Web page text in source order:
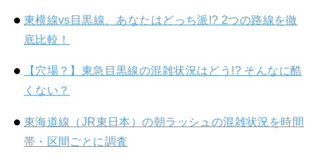
東横線vs目黒線、あなたはどっち派!? 2つの路線を徹
底比較！
【穴場？】東急目黒線の混雑状況はどう!? そんなに酷
くない？
東海道線（JR東日本）の朝ラッシュの混雑状況を時間
帯・区間ごとに調査